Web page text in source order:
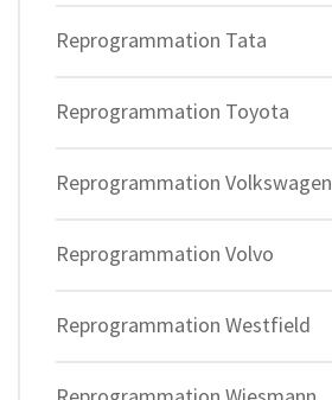
Reprogrammation Tata
Reprogrammation Toyota
Reprogrammation Volkswagen
Reprogrammation Volvo
Reprogrammation Westfield